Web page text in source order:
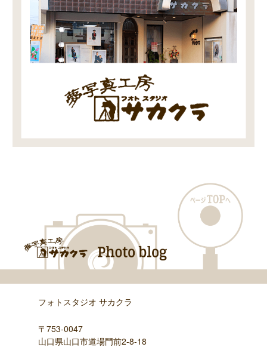
フォトスタジオ サカクラ
〒753-0047
山口県山口市道場門前2-8-18